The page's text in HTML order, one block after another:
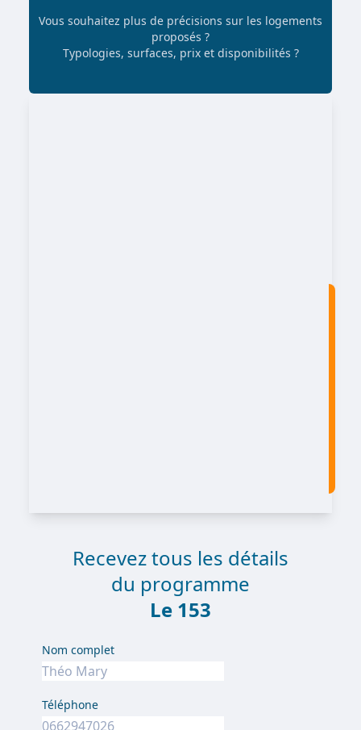
Vous souhaitez plus de précisions sur les logements
proposés ?
Typologies, surfaces, prix et disponibilités ?
Recevez tous les détails
du programme
Le 153
Nom complet
Téléphone